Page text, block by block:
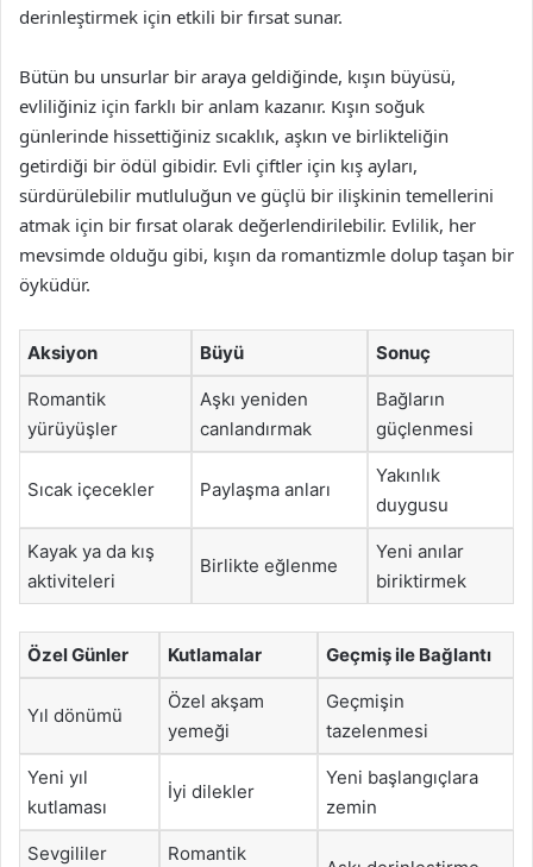
derinleştirmek için etkili bir fırsat sunar.
Bütün bu unsurlar bir araya geldiğinde, kışın büyüsü,
evliliğiniz için farklı bir anlam kazanır. Kışın soğuk
günlerinde hissettiğiniz sıcaklık, aşkın ve birlikteliğin
getirdiği bir ödül gibidir. Evli çiftler için kış ayları,
sürdürülebilir mutluluğun ve güçlü bir ilişkinin temellerini
atmak için bir fırsat olarak değerlendirilebilir. Evlilik, her
mevsimde olduğu gibi, kışın da romantizmle dolup taşan bir
öyküdür.
Aksiyon Büyü Sonuç
Romantik
yürüyüşler
Aşkı yeniden
canlandırmak
Bağların
güçlenmesi
Sıcak içecekler Paylaşma anları
Yakınlık
duygusu
Kayak ya da kış
aktiviteleri
Birlikte eğlenme
Yeni anılar
biriktirmek
Özel Günler Kutlamalar Geçmiş ile Bağlantı
Yıl dönümü
Özel akşam
yemeği
Geçmişin
tazelenmesi
Yeni yıl
kutlaması
İyi dilekler
Yeni başlangıçlara
zemin
Sevgililer
Romantik